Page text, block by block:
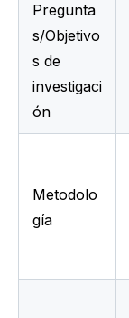
Pregunta
s/Objetivo
s de
investigaci
ón
Metodolo
gía